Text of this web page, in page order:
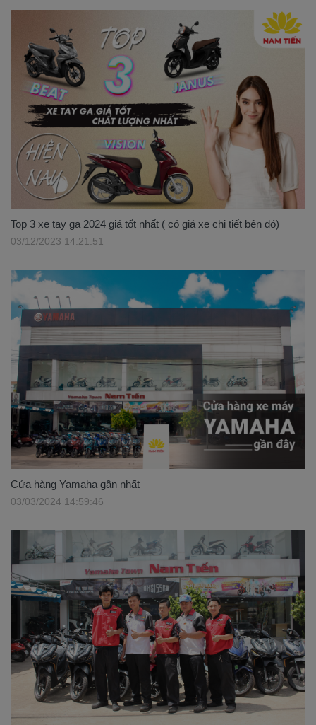
Top 3 xe tay ga 2024 giá tốt nhất ( có giá xe chi tiết bên đó)
03/12/2023 14:21:51
Cửa hàng Yamaha gần nhất
03/03/2024 14:59:46